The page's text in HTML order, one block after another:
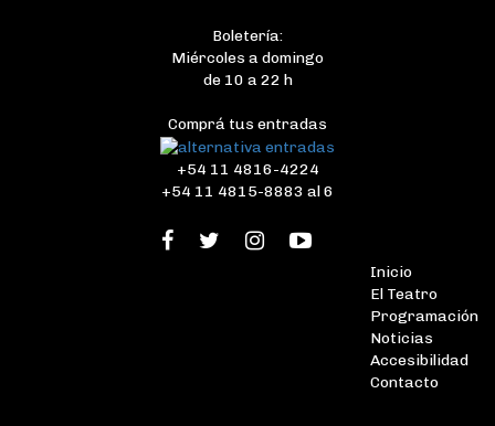
Boletería:
Miércoles a domingo
de 10 a 22 h
Comprá tus entradas
+54 11 4816-4224
+54 11 4815-8883 al 6
Inicio
El Teatro
Programación
Noticias
Accesibilidad
Contacto